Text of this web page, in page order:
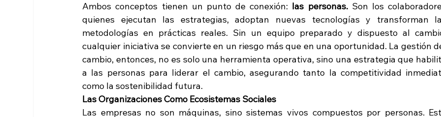
Ambos conceptos tienen un punto de conexión: las personas. Son los
quienes ejecutan las estrategias, adoptan nuevas tecnologías y transforman
metodologías en prácticas reales. Sin un equipo preparado y dispuesto al
cualquier iniciativa se convierte en un riesgo más que en una oportunidad. La gestión
cambio, entonces, no es solo una herramienta operativa, sino una estrategia que
a las personas para liderar el cambio, asegurando tanto la competitividad
como la sostenibilidad futura.
Las Organizaciones Como Ecosistemas Sociales
Las empresas no son máquinas, sino sistemas vivos compuestos por personas.